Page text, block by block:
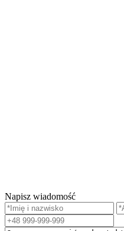
Napisz wiadomość